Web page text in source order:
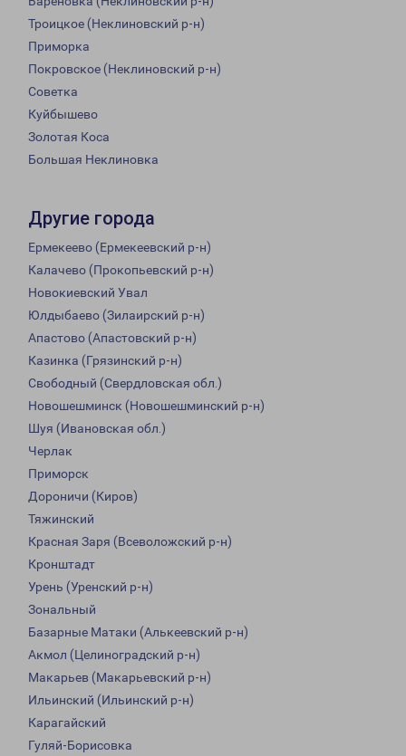
Троицкое (Неклиновский р-н)
Приморка
Покровское (Неклиновский р-н)
Советка
Куйбышево
Золотая Коса
Большая Неклиновка
Другие города
Ермекеево (Ермекеевский р-н)
Калачево (Прокопьевский р-н)
Новокиевский Увал
Юлдыбаево (Зилаирский р-н)
Апастово (Апастовский р-н)
Казинка (Грязинский р-н)
Свободный (Свердловская обл.)
Новошешминск (Новошешминский р-н)
Шуя (Ивановская обл.)
Черлак
Приморск
Дороничи (Киров)
Тяжинский
Красная Заря (Всеволожский р-н)
Кронштадт
Урень (Уренский р-н)
Зональный
Базарные Матаки (Алькеевский р-н)
Акмол (Целиноградский р-н)
Макарьев (Макарьевский р-н)
Ильинский (Ильинский р-н)
Карагайский
Гуляй-Борисовка